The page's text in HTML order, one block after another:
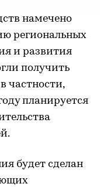
намечено
региональных
и развития
получить
частности,
планируется
будет сделан